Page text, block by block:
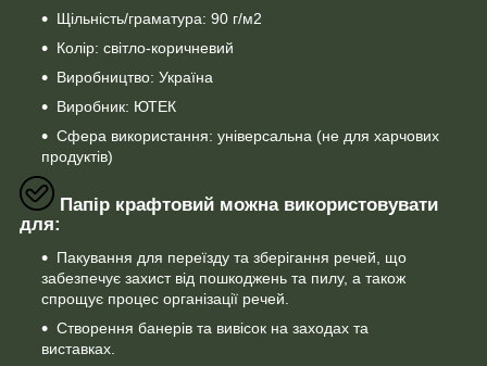
Щільність/граматура: 90 г/м2
Колір: світло-коричневий
Виробництво: Україна
Виробник: ЮТЕК
Сфера використання: універсальна (не для харчових
продуктів)
Папір крафтовий можна використовувати
для:
Пакування для переїзду та зберігання речей, що
забезпечує захист від пошкоджень та пилу, а також
спрощує процес організації речей.
Створення банерів та вивісок на заходах та
виставках.